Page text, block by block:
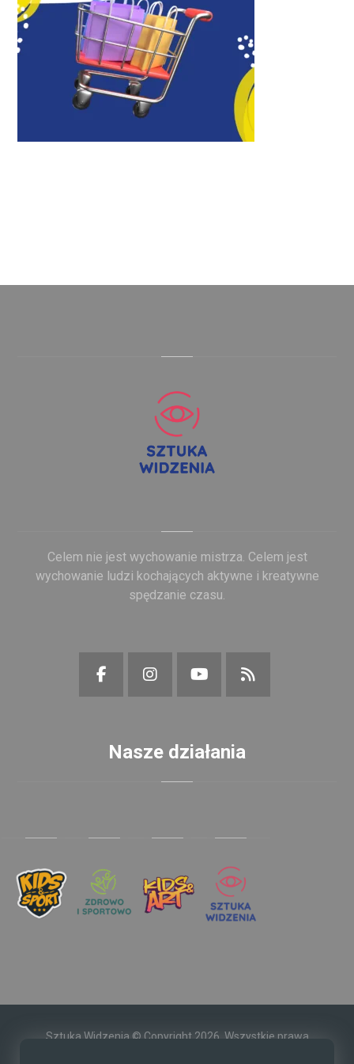
Celem nie jest wychowanie mistrza. Celem jest
wychowanie ludzi kochających aktywne i kreatywne
spędzanie czasu.
Nasze działania
Sztuka Widzenia © Copyright 2026. Wszystkie prawa